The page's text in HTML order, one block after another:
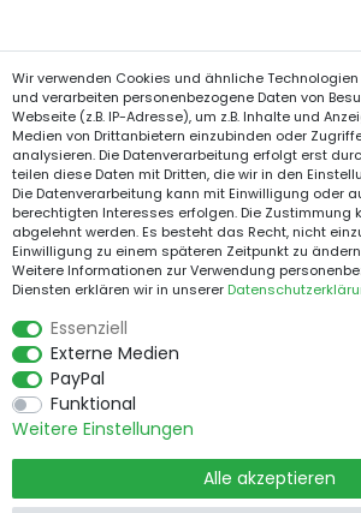
Wir verwenden Cookies und ähnliche
und verarbeiten personenbezogene Daten von
Webseite (z.B. IP-Adresse), um z.B. Inhalte und
Medien von Drittanbietern einzubinden oder
analysieren. Die Datenverarbeitung erfolgt erst
teilen diese Daten mit Dritten, die wir in den
Die Datenverarbeitung kann mit Einwilligung oder
berechtigten Interesses erfolgen. Die Zustimmung
abgelehnt werden. Es besteht das Recht, nicht
Einwilligung zu einem späteren Zeitpunkt zu
Weitere Informationen zur Verwendung
Diensten erklären wir in unserer
Essenziell
Externe Medien
PayPal
Funktional
Weitere Einstellungen
Alle akzeptieren